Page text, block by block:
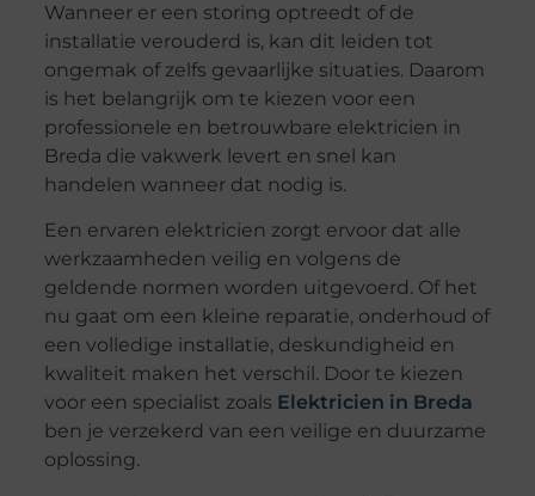
Wanneer er een storing optreedt of de
installatie verouderd is, kan dit leiden tot
ongemak of zelfs gevaarlijke situaties. Daarom
is het belangrijk om te kiezen voor een
professionele en betrouwbare elektricien in
Breda die vakwerk levert en snel kan
handelen wanneer dat nodig is.
Een ervaren elektricien zorgt ervoor dat alle
werkzaamheden veilig en volgens de
geldende normen worden uitgevoerd. Of het
nu gaat om een kleine reparatie, onderhoud of
een volledige installatie, deskundigheid en
kwaliteit maken het verschil. Door te kiezen
voor een specialist zoals Elektricien in Breda
ben je verzekerd van een veilige en duurzame
oplossing.